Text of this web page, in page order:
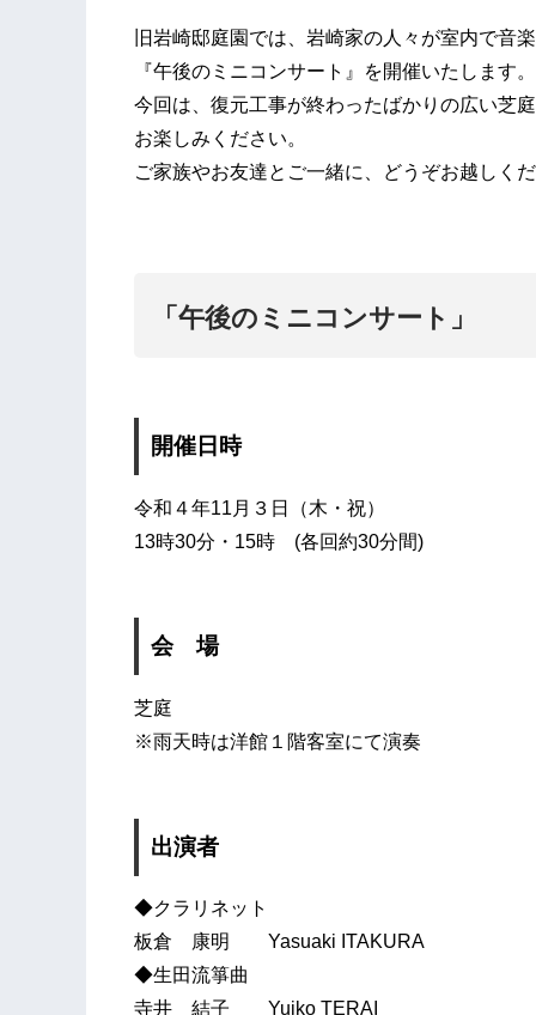
旧岩崎邸庭園では、岩崎家の人々が室内で音
『午後のミニコンサート』を開催いたします。
今回は、復元工事が終わったばかりの広い芝
お楽しみください。
ご家族やお友達とご一緒に、どうぞお越しく
「午後のミニコンサート」
開催日時
令和４年11月３日（木・祝）
13時30分・15時 (各回約30分間)
会 場
芝庭
※雨天時は洋館１階客室にて演奏
出演者
◆クラリネット
板倉 康明 Yasuaki ITAKURA
◆生田流箏曲
寺井 結子 Yuiko TERAI